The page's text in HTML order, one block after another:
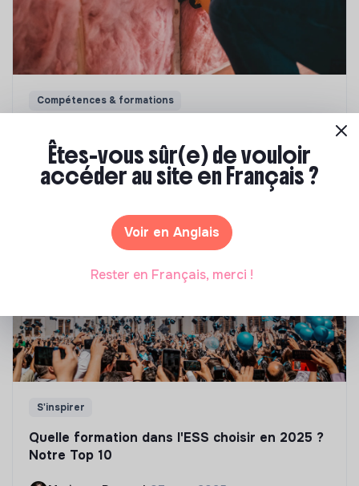
Compétences & formations
énergétique des bâtiments
Marianne Roussel•21 janvier 2025
S'inspirer
Quelle formation dans l'ESS choisir en 2025 ?
Notre Top 10
Êtes-vous sûr(e) de vouloir
accéder au site en Français ?
Voir en Anglais
Rester en Français, merci !